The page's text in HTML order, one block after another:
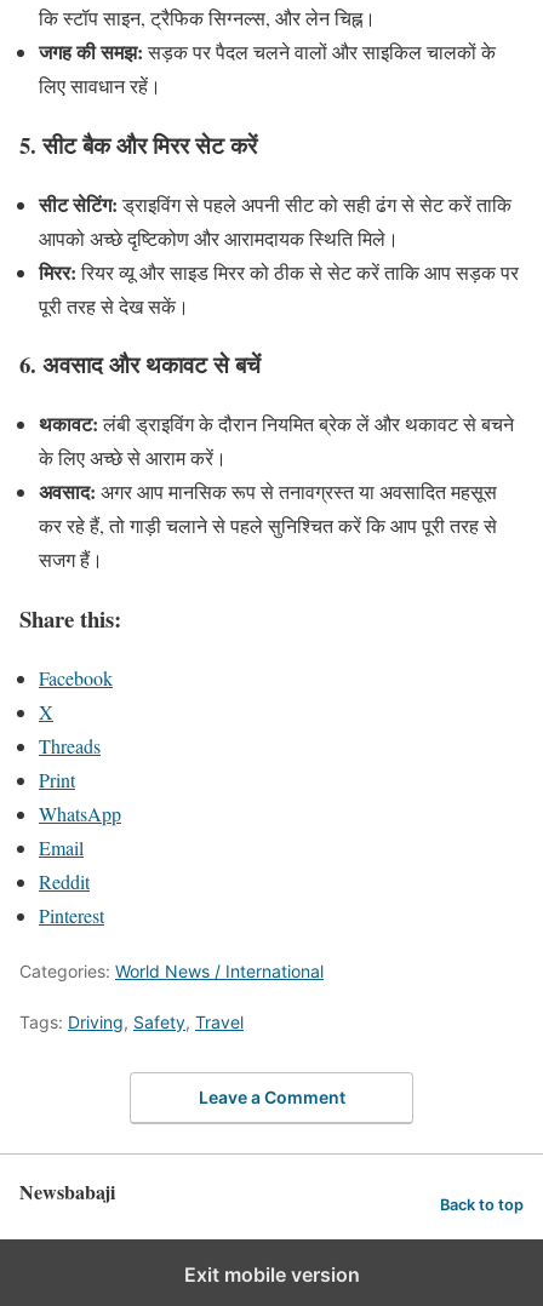
कि स्टॉप साइन, ट्रैफिक सिग्नल्स, और लेन चिह्न।
जगह की समझ:सड़क पर पैदल चलने वालों और साइकिल चालकों के
लिए सावधान रहें।
5.सीट बैक और मिरर सेट करें
सीट सेटिंग:ड्राइविंग से पहले अपनी सीट को सही ढंग से सेट करें ताकि
आपको अच्छे दृष्टिकोण और आरामदायक स्थिति मिले।
मिरर:रियर व्यू और साइड मिरर को ठीक से सेट करें ताकि आप सड़क पर
पूरी तरह से देख सकें।
6. अवसाद और थकावट से बचें
थकावट:लंबी ड्राइविंग के दौरान नियमित ब्रेक लें और थकावट से बचने
के लिए अच्छे से आराम करें।
अवसाद: अगर आप मानसिक रूप से तनावग्रस्त या अवसादित महसूस
कर रहे हैं, तो गाड़ी चलाने से पहले सुनिश्चित करें कि आप पूरी तरह से
सजग हैं।
Share this:
Facebook
X
Threads
Print
WhatsApp
Email
Reddit
Pinterest
Categories: World News / International
Tags: Driving, Safety, Travel
Leave a Comment
Newsbabaji Back to top
Exit mobile version